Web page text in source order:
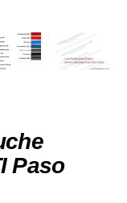
Paso